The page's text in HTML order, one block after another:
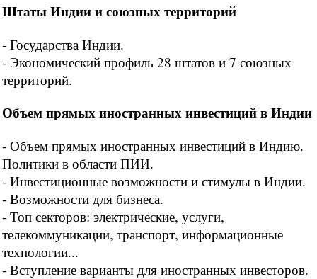
Штаты Индии и союзных территорий
- Государства Индии.
- Экономический профиль 28 штатов и 7 союзных
территорий.
Объем прямых иностранных инвестиций в Индии
- Объем прямых иностранных инвестиций в Индию.
Политики в области ПИИ.
- Инвестиционные возможности и стимулы в Индии.
- Возможности для бизнеса.
- Топ секторов: электрические, услуги,
телекоммуникации, транспорт, информационные
технологии...
- Вступление варианты для иностранных инвесторов.